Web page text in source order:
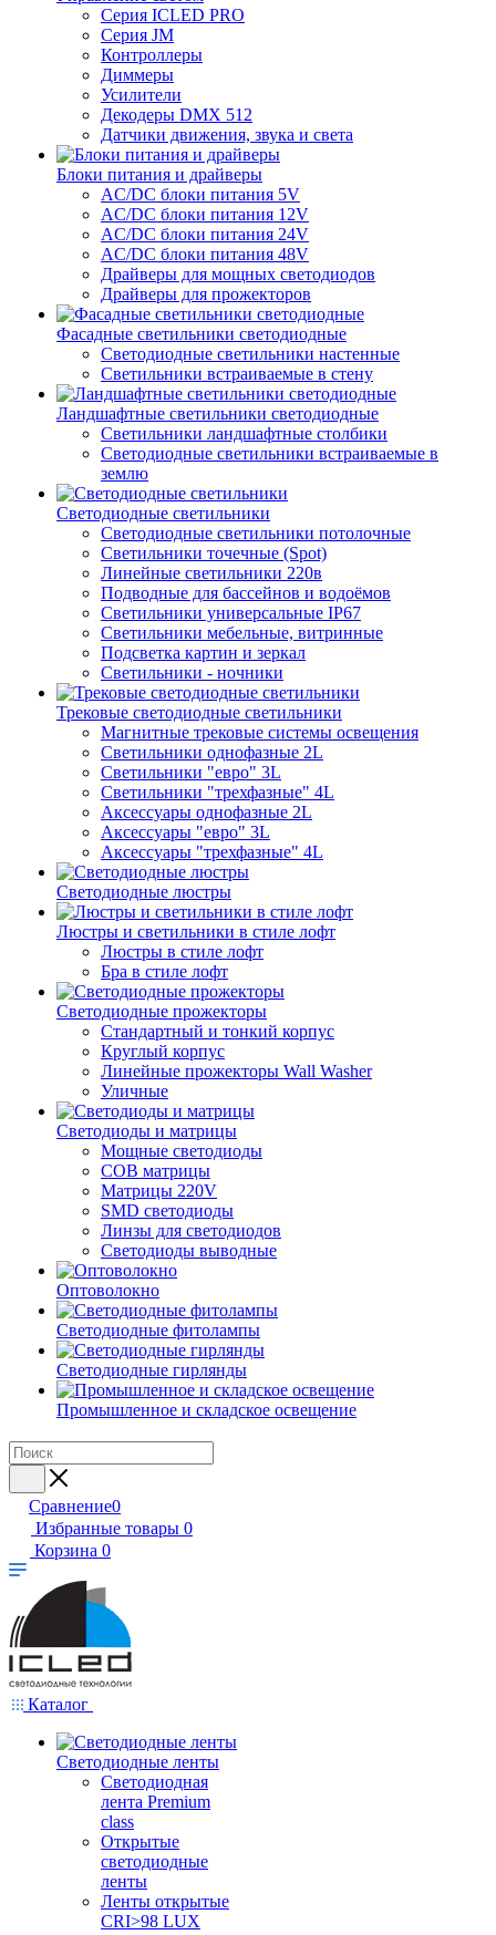
Серия ICLED PRO
Серия JM
Контроллеры
Диммеры
Усилители
Декодеры DMX 512
Датчики движения, звука и света
Блоки питания и драйверы
AC/DC блоки питания 5V
AC/DC блоки питания 12V
AC/DC блоки питания 24V
AC/DC блоки питания 48V
Драйверы для мощных светодиодов
Драйверы для прожекторов
Фасадные светильники светодиодные
Светодиодные светильники настенные
Светильники встраиваемые в стену
Ландшафтные светильники светодиодные
Светильники ландшафтные столбики
Светодиодные светильники встраиваемые в
землю
Светодиодные светильники
Светодиодные светильники потолочные
Светильники точечные (Spot)
Линейные светильники 220в
Подводные для бассейнов и водоёмов
Светильники универсальные IP67
Светильники мебельные, витринные
Подсветка картин и зеркал
Светильники - ночники
Трековые светодиодные светильники
Магнитные трековые системы освещения
Светильники однофазные 2L
Светильники "евро" 3L
Светильники "трехфазные" 4L
Аксессуары однофазные 2L
Аксессуары "евро" 3L
Аксессуары "трехфазные" 4L
Светодиодные люстры
Люстры и светильники в стиле лофт
Люстры в стиле лофт
Бра в стиле лофт
Светодиодные прожекторы
Стандартный и тонкий корпус
Круглый корпус
Линейные прожекторы Wall Washer
Уличные
Светодиоды и матрицы
Мощные светодиоды
COB матрицы
Матрицы 220V
SMD светодиоды
Линзы для светодиодов
Светодиоды выводные
Оптоволокно
Светодиодные фитолампы
Светодиодные гирлянды
Промышленное и складское освещение
Сравнение0
Избранные товары 0
Корзина 0
Каталог
Светодиодные ленты
Светодиодная
лента Premium
class
Открытые
светодиодные
ленты
Ленты открытые
CRI>98 LUX